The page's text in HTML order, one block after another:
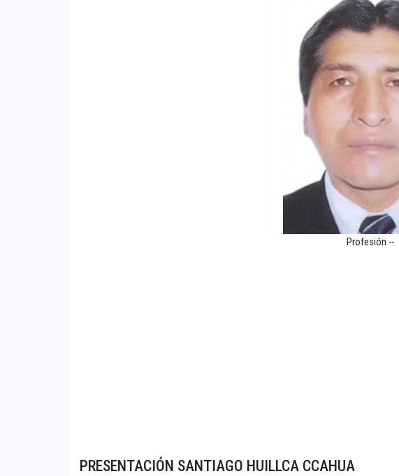
Profesión --
PRESENTACIÓN SANTIAGO HUILLCA CCAHUA